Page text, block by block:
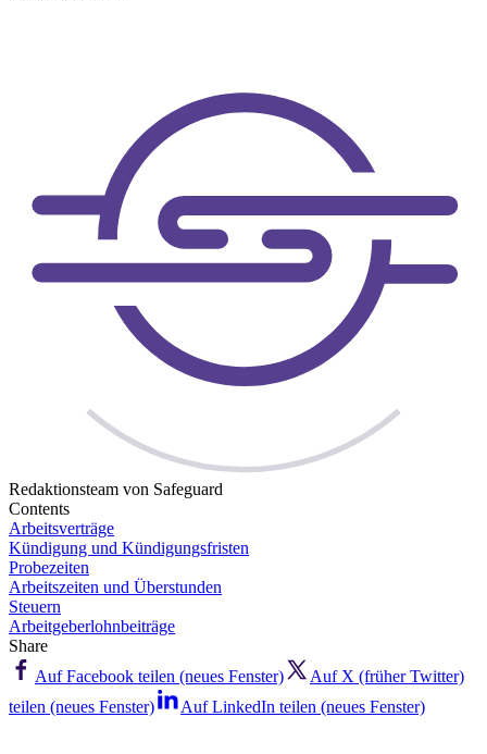
Redaktionsteam von Safeguard
Contents
Arbeitsverträge
Kündigung und Kündigungsfristen
Probezeiten
Arbeitszeiten und Überstunden
Steuern
Arbeitgeberlohnbeiträge
Share
Auf Facebook teilen (neues Fenster)
Auf X (früher Twitter)
teilen (neues Fenster)
Auf LinkedIn teilen (neues Fenster)